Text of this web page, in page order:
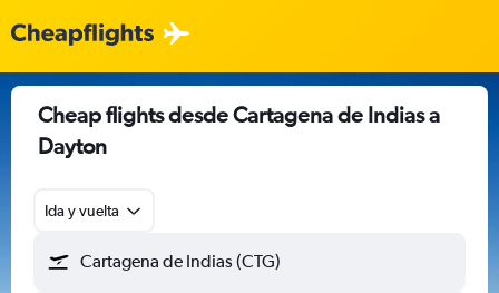
Cheap flights desde Cartagena de Indias a
Dayton
Ida y vuelta
Cartagena de Indias (CTG)